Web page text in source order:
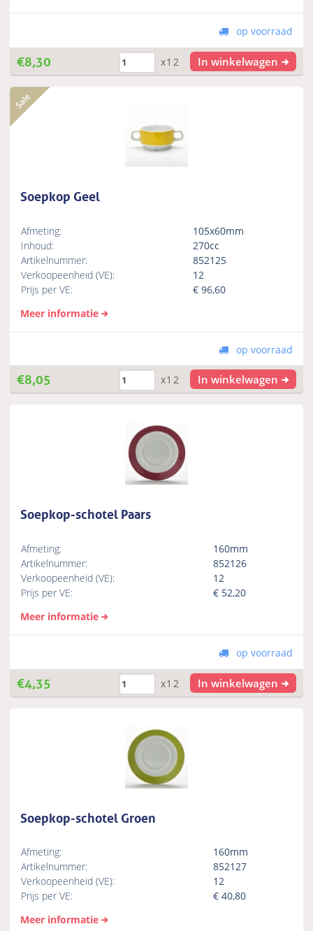
op voorraad
€8,30 x12 In winkelwagen
Soepkop Geel
Afmeting:
105x60mm
Inhoud:
270cc
Artikelnummer:
852125
Verkoopeenheid (VE):
12
Prijs per VE:
€96,60
Meer informatie
op voorraad
€8,05 x12 In winkelwagen
Soepkop-schotel Paars
Afmeting:
160mm
Artikelnummer:
852126
Verkoopeenheid (VE):
12
Prijs per VE:
€ 52,20
Meer informatie
op voorraad
€4,35 x12 In winkelwagen
Soepkop-schotel Groen
Afmeting:
160mm
Artikelnummer:
852127
Verkoopeenheid (VE):
12
Prijs per VE:
€40,80
Meer informatie